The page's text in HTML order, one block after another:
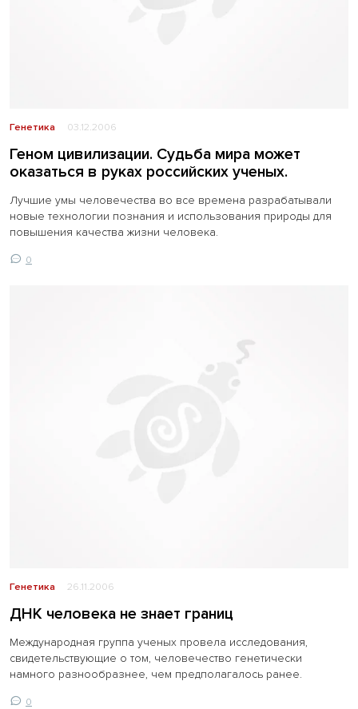
Генетика 03.12.2006
Геном цивилизации. Судьба мира может
оказаться в руках российских ученых.
Лучшие умы человечества во все времена разрабатывали
новые технологии познания и использования природы для
повышения качества жизни человека.
0
Генетика 26.11.2006
ДНК человека не знает границ
Международная группа ученых провела исследования,
свидетельствующие о том, человечество генетически
намного разнообразнее, чем предполагалось ранее.
0